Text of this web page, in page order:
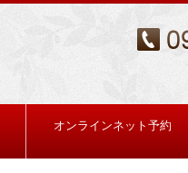
オンラインネット予約